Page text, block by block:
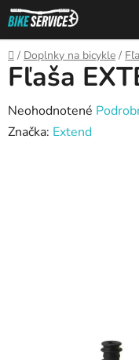
Prejsť
na
obsah
Domov
/ Doplnky na bicykle /
Fľaša
Priemerné
hodnotenie
Neohodnotené
Značka: Extend